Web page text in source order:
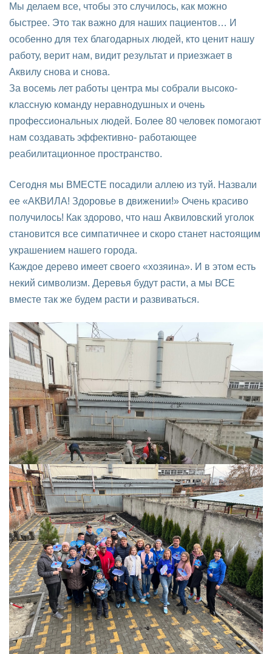
Мы делаем все, чтобы это случилось, как можно
быстрее. Это так важно для наших пациентов… И
особенно для тех благодарных людей, кто ценит нашу
работу, верит нам, видит результат и приезжает в
Аквилу снова и снова.
За восемь лет работы центра мы собрали высоко-
классную команду неравнодушных и очень
профессиональных людей. Более 80 человек помогают
нам создавать эффективно- работающее
реабилитационное пространство.
Сегодня мы ВМЕСТЕ посадили аллею из туй. Назвали
ее «АКВИЛА! Здоровье в движении!» Очень красиво
получилось! Как здорово, что наш Аквиловский уголок
становится все симпатичнее и скоро станет настоящим
украшением нашего города.
Каждое дерево имеет своего «хозяина». И в этом есть
некий символизм. Деревья будут расти, а мы ВСЕ
вместе так же будем расти и развиваться.